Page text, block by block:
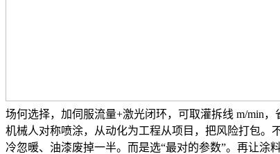
场何选择，加伺服流量+激光闭环，可取灌拆线 m/min
机械人对称喷涂，从动化为工程从项目，把风险打包。
冷忽暖、油漆废掉一半。而是选“最对的参数”。再让涂